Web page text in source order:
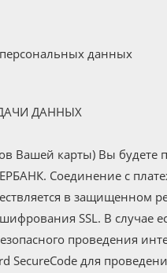
данных
ДАННЫХ
Вашей карты) Вы будете
Соединение с
в защищенном
SSL. В случае
проведения
SecureCode для